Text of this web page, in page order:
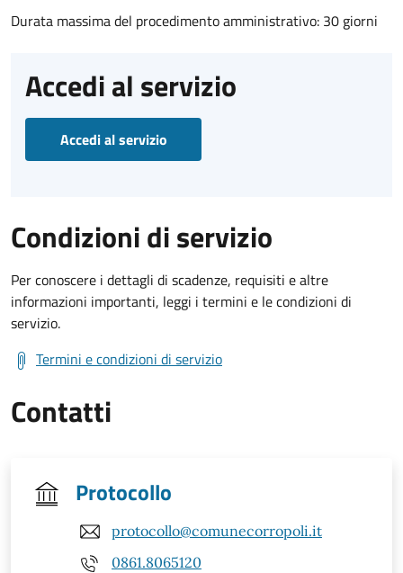
Durata massima del procedimento amministrativo: 30 giorni
Accedi al servizio
Accedi al servizio
Condizioni di servizio
Per conoscere i dettagli di scadenze, requisiti e altre
informazioni importanti, leggi i termini e le condizioni di
servizio.
Termini e condizioni di servizio
Contatti
Protocollo
protocollo@comunecorropoli.it
0861.8065120